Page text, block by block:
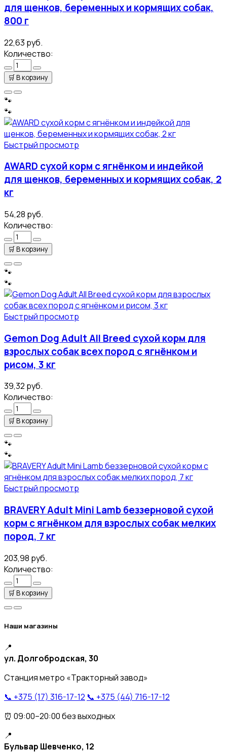
для щенков, беременных и кормящих собак,
800 г
22,63 руб.
Количество:
🛒В корзину
🐾
🐾
Быстрый просмотр
AWARD сухой корм с ягнёнком и индейкой
для щенков, беременных и кормящих собак, 2
кг
54,28 руб.
Количество:
🛒В корзину
🐾
🐾
Быстрый просмотр
Gemon Dog Adult All Breed сухой корм для
взрослых собак всех пород с ягнёнком и
рисом, 3 кг
39,32 руб.
Количество:
🛒В корзину
🐾
🐾
Быстрый просмотр
BRAVERY Adult Mini Lamb беззерновой сухой
корм с ягнёнком для взрослых собак мелких
пород, 7 кг
203,98 руб.
Количество:
🛒В корзину
Наши магазины
📍
ул. Долгобродская, 30
Станция метро «Тракторный завод»
📞 +375 (17) 316-17-12 📞 +375 (44) 716-17-12
⏰ 09:00–20:00 без выходных
📍
Бульвар Шевченко, 12